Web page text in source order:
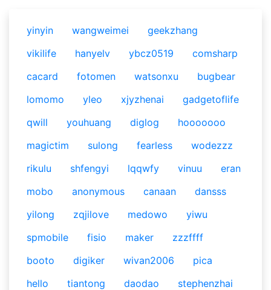
yinyin wangweimei
geekzhang
vikilife
hanyelv ybcz0519
comsharp
cacard
fotomen watsonxu
bugbear
lomomo
yleo xjyzhenai
gadgetoflife
qwill
youhuang diglog
hooooooo
magictim
sulong fearless
wodezzz
rikulu
shfengyi lqqwfy vinuu
eran
mobo
anonymous canaan
dansss
yilong
zqjilove medowo
yiwu
spmobile
fisio maker
zzzffff
booto
digiker wivan2006
pica
hello
tiantong daodao
stephenzhai